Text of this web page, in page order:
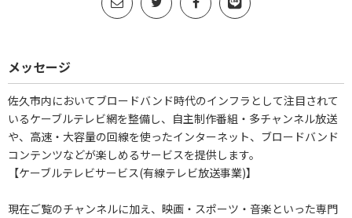
メッセージ
佐久市内においてブロードバンド時代のインフラとして注目されて
いるケーブルテレビ網を整備し、自主制作番組・多チャンネル放送
や、高速・大容量の回線を使ったインターネット、ブロードバンド
コンテンツなどが楽しめるサービスを提供します。
【ケーブルテレビサービス(有線テレビ放送事業)】
現在ご覧のチャンネルに加え、映画・スポーツ・音楽といった専門